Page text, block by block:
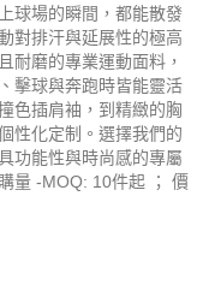
球場的瞬間，都能散發
對排汗與延展性的極高
耐磨的專業運動面料，
擊球與奔跑時皆能靈活
色插肩袖，到精緻的胸
性化定制。選擇我們的
功能性與時尚感的專屬
量 -MOQ: 10件起 ； 價